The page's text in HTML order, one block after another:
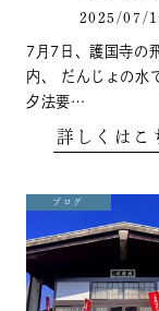
2025/07/
7月7日、護国寺の
内、 だんじょの水
夕法要…
詳しくはこ
ブログ